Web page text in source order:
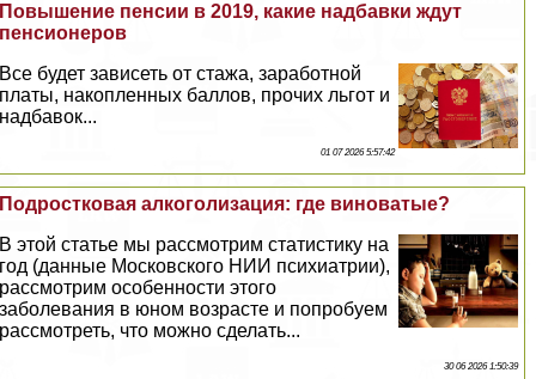
Повышение пенсии в 2019, какие надбавки ждут
пенсионеров
Все будет зависеть от стажа, заработной
платы, накопленных баллов, прочих льгот и
надбавок...
01 07 2026 5:57:42
Подростковая алкоголизация: где виноватые?
В этой статье мы рассмотрим статистику на
год (данные Московского НИИ психиатрии),
рассмотрим особенности этого
заболевания в юном возрасте и попробуем
рассмотреть, что можно сделать...
30 06 2026 1:50:39